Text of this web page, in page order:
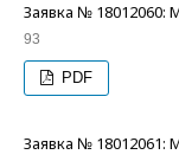
Заявка № 18012060:
93
PDF
Заявка № 18012061: